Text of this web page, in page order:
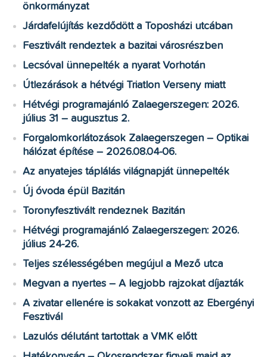
önkormányzat
Járdafelújítás kezdődött a Toposházi utcában
Fesztivált rendeztek a bazitai városrészben
Lecsóval ünnepelték a nyarat Vorhotán
Útlezárások a hétvégi Triatlon Verseny miatt
Hétvégi programajánló Zalaegerszegen: 2026.
július 31 – augusztus 2.
Forgalomkorlátozások Zalaegerszegen – Optikai
hálózat építése – 2026.08.04-06.
Az anyatejes táplálás világnapját ünnepelték
Új óvoda épül Bazitán
Toronyfesztivált rendeznek Bazitán
Hétvégi programajánló Zalaegerszegen: 2026.
július 24-26.
Teljes szélességében megújul a Mező utca
Megvan a nyertes – A legjobb rajzokat díjazták
A zivatar ellenére is sokakat vonzott az Ebergényi
Fesztivál
Lazulós délutánt tartottak a VMK előtt